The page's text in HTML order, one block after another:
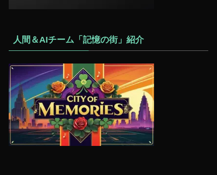
人間＆AIチーム「記憶の街」紹介